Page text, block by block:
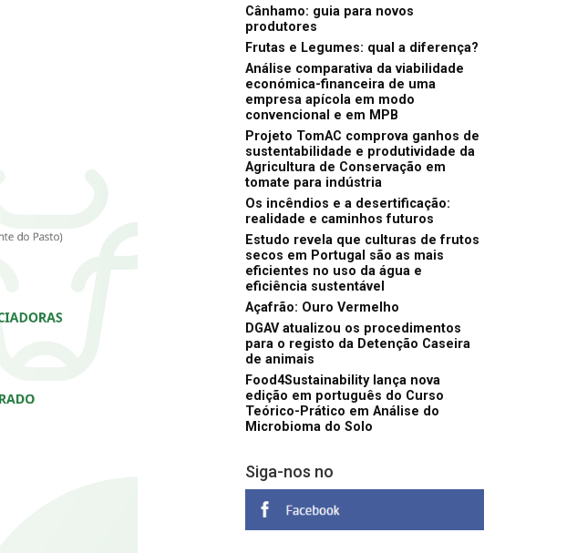
Cânhamo: guia para novos
produtores
Frutas e Legumes: qual a diferença?
Análise comparativa da viabilidade
económica-financeira de uma
empresa apícola em modo
convencional e em MPB
Projeto TomAC comprova ganhos de
sustentabilidade e produtividade da
Agricultura de Conservação em
tomate para indústria
Os incêndios e a desertificação:
realidade e caminhos futuros
Estudo revela que culturas de frutos
secos em Portugal são as mais
eficientes no uso da água e
eficiência sustentável
Açafrão: Ouro Vermelho
DGAV atualizou os procedimentos
para o registo da Detenção Caseira
de animais
Food4Sustainability lança nova
edição em português do Curso
Teórico-Prático em Análise do
Microbioma do Solo
Siga-nos no